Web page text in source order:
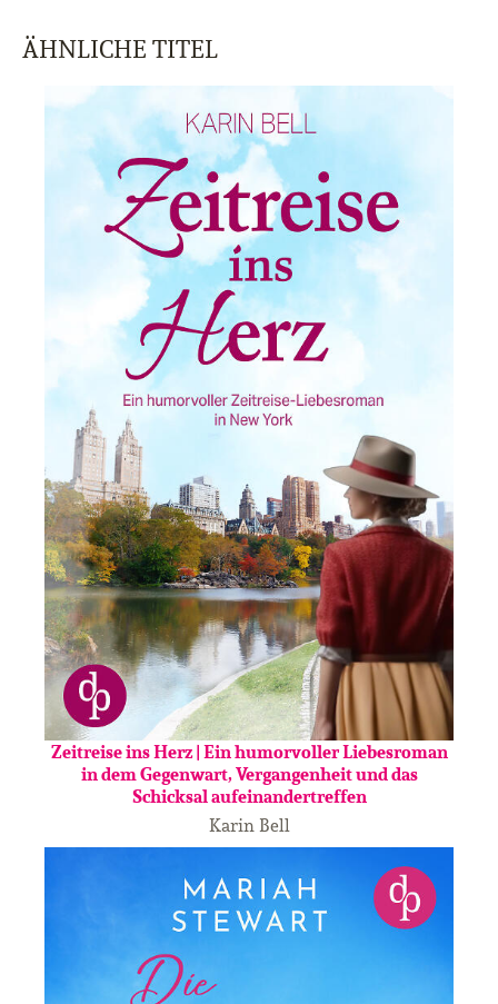
ÄHNLICHE TITEL
Zeitreise ins Herz | Ein humorvoller Liebesroman
in dem Gegenwart, Vergangenheit und das
Schicksal aufeinandertreffen
Karin Bell